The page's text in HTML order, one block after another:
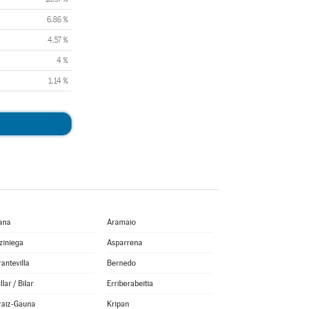
6,86 %
4,57 %
4 %
1,14 %
Aramaio
Asparrena
Bernedo
/ Bilar Erriberabeitia
Gauna Kripan